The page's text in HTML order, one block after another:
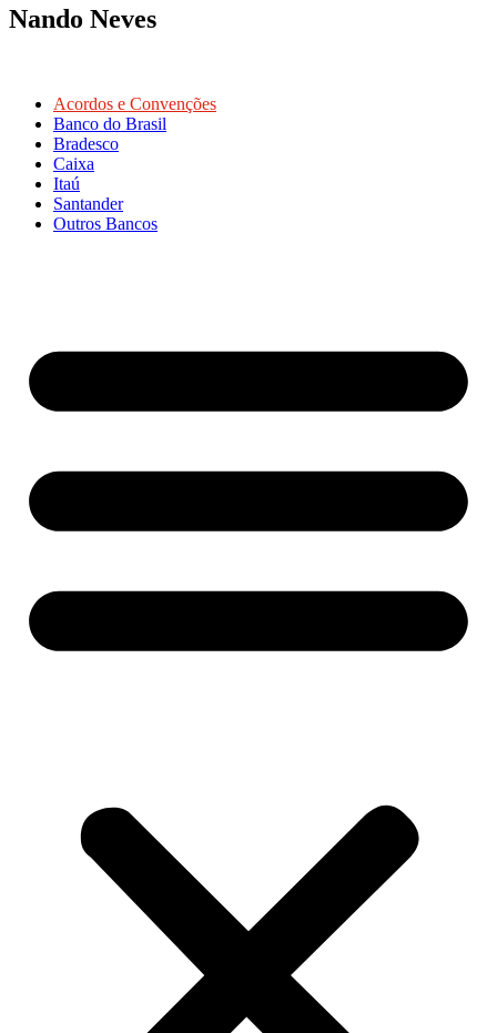
Nando Neves
Acordos e Convenções
Banco do Brasil
Bradesco
Caixa
Itaú
Santander
Outros Bancos